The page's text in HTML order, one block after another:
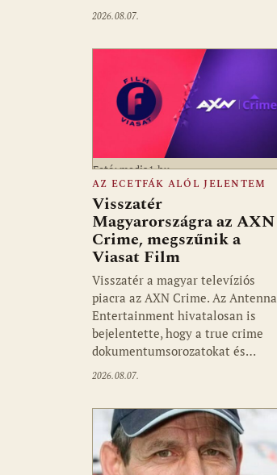
2026.08.07.
Fotó: media1.hu
AZ ECETFÁK ALÓL JELENTEM
Visszatér
Magyarországra az AXN
Crime, megszűnik a
Viasat Film
Visszatér a magyar televíziós
piacra az AXN Crime. Az Antenna
Entertainment hivatalosan is
bejelentette, hogy a true crime
dokumentumsorozatokat és…
2026.08.07.